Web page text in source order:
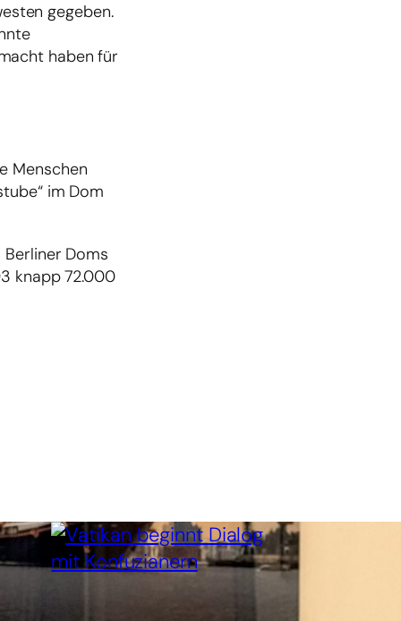
gegeben.
haben für
Menschen
im Dom
Doms
knapp 72.000